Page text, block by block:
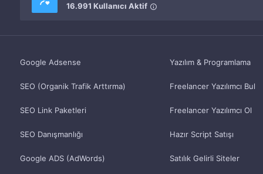
16.991 Kullanıcı Aktif
Google Adsense
SEO (Organik Trafik Arttırma)
SEO Link Paketleri
SEO Danışmanlığı
Google ADS (AdWords)
Yazılım & Programlama
Freelancer Yazılımcı Bul
Freelancer Yazılımcı Ol
Hazır Script Satışı
Satılık Gelirli Siteler